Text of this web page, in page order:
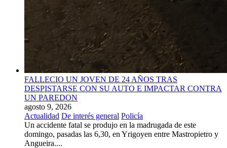
FALLECIO UN JOVEN DE 24 AÑOS TRAS
DESPISTARSE CON SU AUTO E IMPACTAR CONTRA
UN PAREDON
agosto 9, 2026
Actualidad De interés general Policía
Un accidente fatal se produjo en la madrugada de este
domingo, pasadas las 6,30, en Yrigoyen entre Mastropietro y
Angueira....